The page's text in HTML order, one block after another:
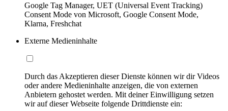
Google Tag Manager, UET (Universal Event Tracking)
Consent Mode von Microsoft, Google Consent Mode,
Klarna, Freshchat
Externe Medieninhalte
Durch das Akzeptieren dieser Dienste können wir dir Videos
oder andere Medieninhalte anzeigen, die von externen
Anbietern gehostet werden. Mit deiner Einwilligung setzen
wir auf dieser Webseite folgende Drittdienste ein: